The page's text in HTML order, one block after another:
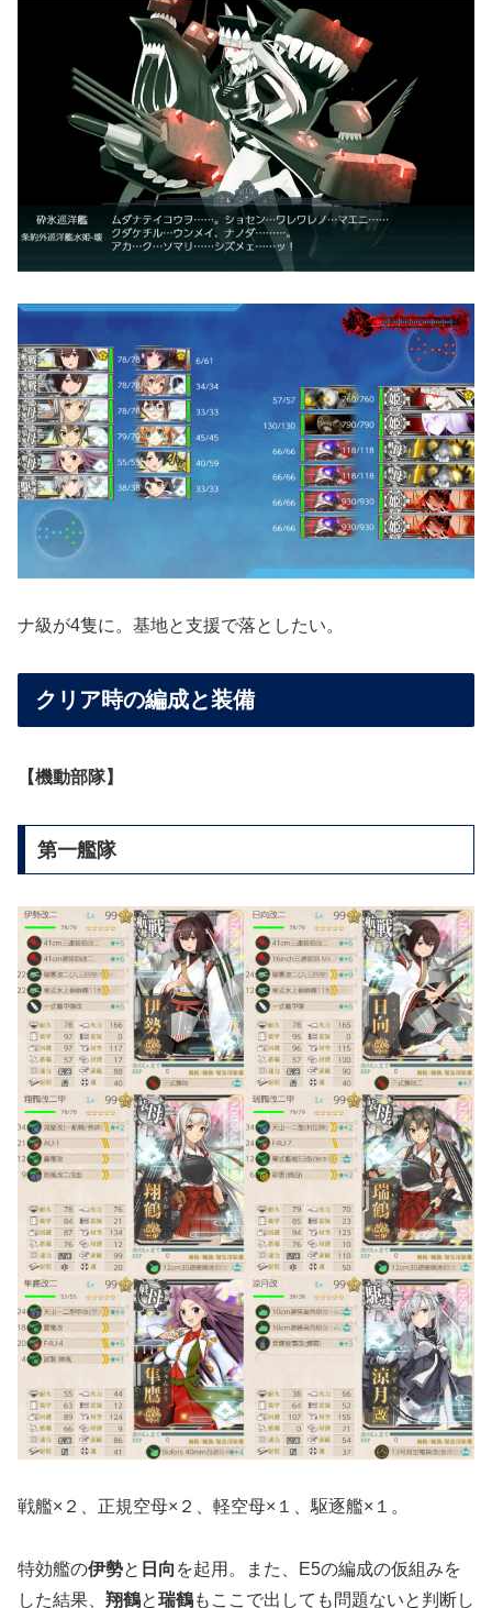
ナ級が4隻に。基地と支援で落としたい。
クリア時の編成と装備
【機動部隊】
第一艦隊
戦艦×２、正規空母×２、軽空母×１、駆逐艦×１。
特効艦の伊勢と 日向 を起用。また、E5の編成の仮組みを
した結果、 翔鶴と瑞鶴もここで出しても問題ないと判断し